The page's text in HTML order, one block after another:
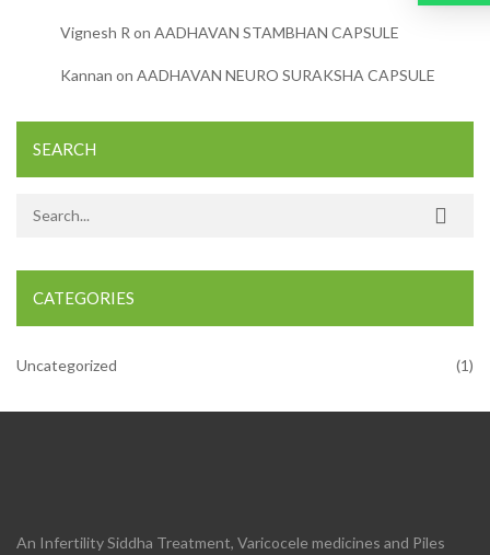
Vignesh R on AADHAVAN STAMBHAN CAPSULE
Kannan on AADHAVAN NEURO SURAKSHA CAPSULE
SEARCH
Search for:
CATEGORIES
Uncategorized (1)
An Infertility Siddha Treatment, Varicocele medicines and Piles